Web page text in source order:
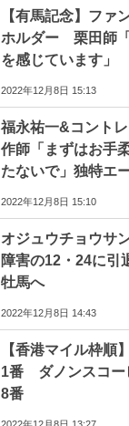
【有馬記念】ファ
ホルダー 栗田師
を感じています」
2022年12月8日 15:13
福永祐一&コント
作師「まずはお手
たないで」独特エ
2022年12月8日 15:10
オジュウチョウサ
障害の12・24に引
牡馬へ
2022年12月8日 14:43
【香港マイル枠順
1番 ダノンスコ
8番